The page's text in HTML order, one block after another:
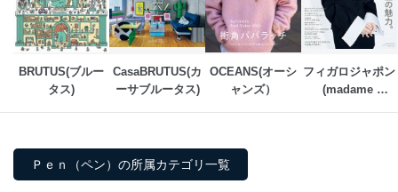
東京都渋谷区南平台町16-11
株式会社富士山マガジンサービス
代表取締役会長 西野 伸一郎
田 嘉也
りです。
No
個人情報の種類 利用目的
BRUTUS(ブルー
タス)
CasaBRUTUS(カ
ーサブルータス)
OCEANS(オーシ
ャンズ）
フィガロジャポン
(madame
Ｐｅｎ（ペン）の所属カテゴリ一覧